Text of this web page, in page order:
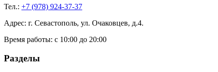
Тел.: +7 (978) 924-37-37
Адрес: г. Севастополь, ул. Очаковцев, д.4.
Время работы: с 10:00 до 20:00
Разделы